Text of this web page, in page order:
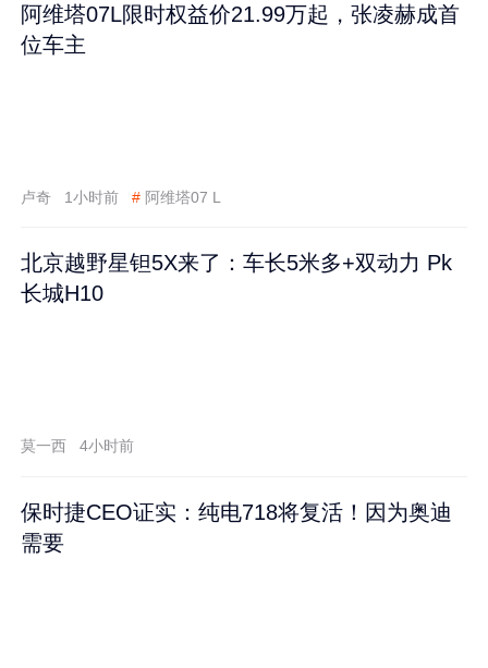
阿维塔07L限时权益价21.99万起，张凌赫成首
位车主
卢奇 1小时前 # 阿维塔07 L
北京越野星钽5X来了：车长5米多+双动力 Pk
长城H10
莫一西 4小时前
保时捷CEO证实：纯电718将复活！因为奥迪
需要